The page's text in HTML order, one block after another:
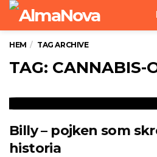
HEM TAG ARCHIVE
TAG: CANNABIS-
Billy – pojken som
historia